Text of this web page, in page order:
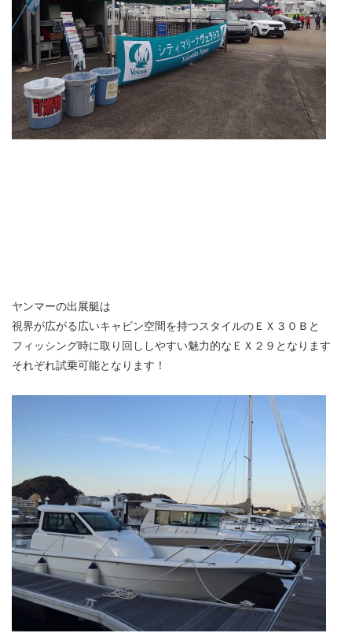
ヤンマーの出展艇は
視界が広がる広いキャビン空間を持つスタイルのＥＸ３０Ｂと
フィッシング時に取り回ししやすい魅力的なＥＸ２９となります
それぞれ試乗可能となります！